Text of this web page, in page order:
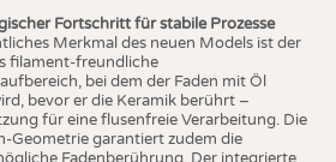
Fortschritt für stabile Prozesse
Merkmal des neuen Models ist der
filament-freundliche
bei dem der Faden mit Öl
bevor er die Keramik berührt –
für eine flusenfreie Verarbeitung. Die
Geometrie garantiert zudem die
Fadenberührung. Der integrierte